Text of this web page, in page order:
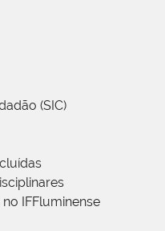
(SIC)
IFFluminense